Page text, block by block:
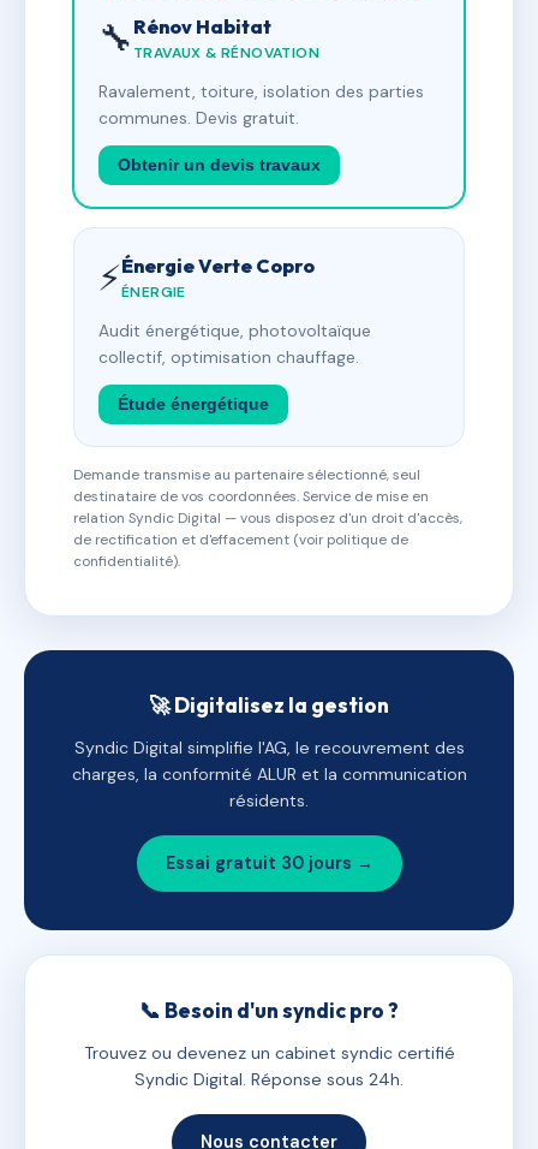
🔧 Rénov Habitat
TRAVAUX & RÉNOVATION
Ravalement, toiture, isolation des parties
communes. Devis gratuit.
Obtenir un devis travaux
⚡Énergie Verte Copro
ÉNERGIE
Audit énergétique, photovoltaïque
collectif, optimisation chauffage.
Étude énergétique
Demande transmise au partenaire sélectionné, seul
destinataire de vos coordonnées. Service de mise en
relation Syndic Digital — vous disposez d'un droit d'accès,
de rectification et d'effacement (voir politique de
confidentialité).
🚀 Digitalisez la gestion
Syndic Digital simplifie l'AG, le recouvrement des
charges, la conformité ALUR et la communication
résidents.
Essai gratuit 30 jours →
📞 Besoin d'un syndic pro ?
Trouvez ou devenez un cabinet syndic certifié
Syndic Digital. Réponse sous 24h.
Nous contacter